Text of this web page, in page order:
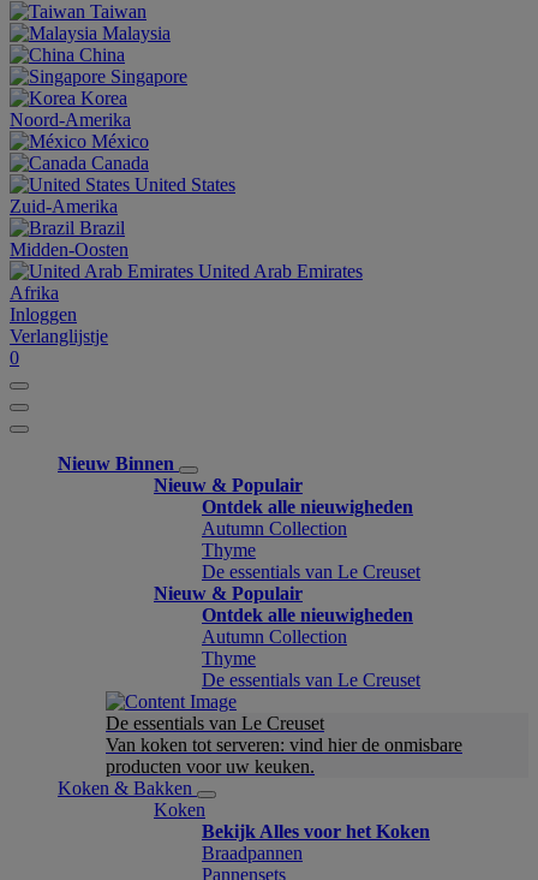
Taiwan
Malaysia
China
Singapore
Korea
Noord-Amerika
México
Canada
United States
Zuid-Amerika
Brazil
Midden-Oosten
United Arab Emirates
Afrika
Inloggen
Verlanglijstje
0
Nieuw Binnen
Nieuw & Populair
Ontdek alle nieuwigheden
Autumn Collection
Thyme
De essentials van Le Creuset
Nieuw & Populair
Ontdek alle nieuwigheden
Autumn Collection
Thyme
De essentials van Le Creuset
De essentials van Le Creuset
Van koken tot serveren: vind hier de onmisbare
producten voor uw keuken.
Koken & Bakken
Koken
Bekijk Alles voor het Koken
Braadpannen
Pannensets